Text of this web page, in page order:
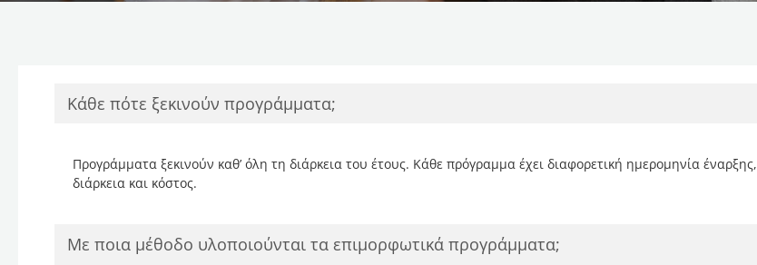
Κάθε πότε ξεκινούν προγράμματα;
Προγράμματα ξεκινούν καθ’ όλη τη διάρκεια του έτους. Κάθε πρόγραμμα έχει διαφορετική ημερομηνία έναρξης,
διάρκεια και κόστος.
Με ποια μέθοδο υλοποιούνται τα επιμορφωτικά προγράμματα;